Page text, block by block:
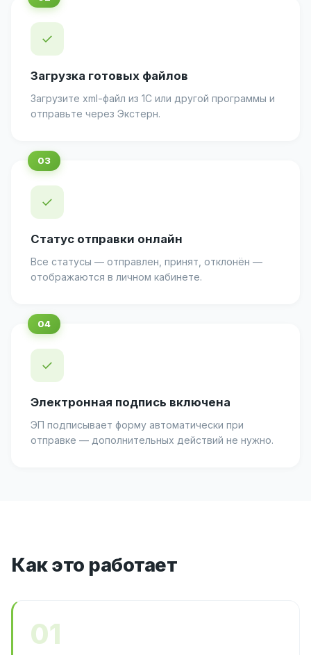
✓
Загрузка готовых файлов
Загрузите xml-файл из 1С или другой программы и
отправьте через Экстерн.
✓
Статус отправки онлайн
Все статусы — отправлен, принят, отклонён —
отображаются в личном кабинете.
✓
Электронная подпись включена
ЭП подписывает форму автоматически при
отправке — дополнительных действий не нужно.
Как это работает
01